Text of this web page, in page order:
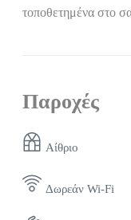
τοποθετημένα στο
Παροχές
Αίθριο
Δωρεάν Wi-Fi